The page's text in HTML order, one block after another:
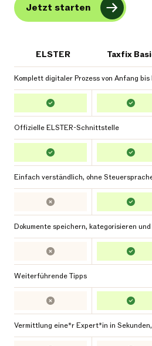
ELSTER Taxfix
Komplett digitaler Prozess von Anfang bis
Offizielle ELSTER-Schnittstelle
Einfach verständlich, ohne
Dokumente speichern, kategorisieren
Weiterführende Tipps
Vermittlung eine*r Expert*in in
Jetzt starten